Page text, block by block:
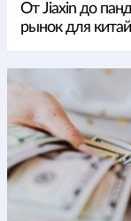
От Jiaxin до
рынок для